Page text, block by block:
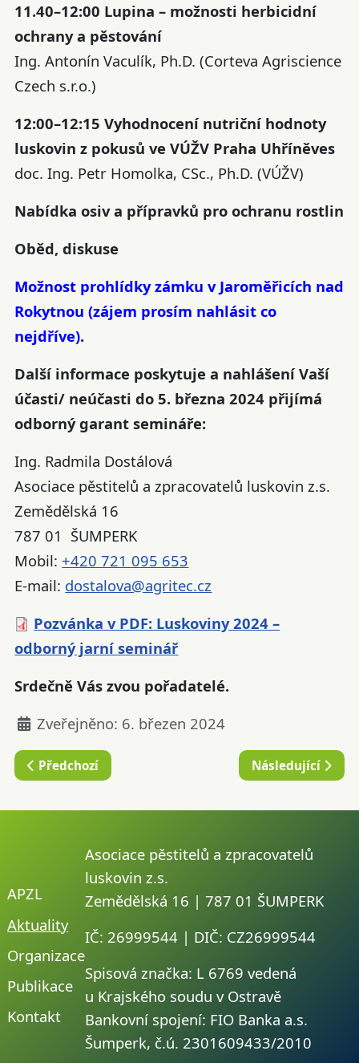
11.40–12:00 Lupina – možnosti herbicidní
ochrany a pěstování
Ing. Antonín Vaculík, Ph.D. (Corteva Agriscience
Czech s.r.o.)
12:00–12:15 Vyhodnocení nutriční hodnoty
luskovin z pokusů ve VÚŽV Praha Uhříněves
doc. Ing. Petr Homolka, CSc., Ph.D. (VÚŽV)
Nabídka osiv a přípravků pro ochranu rostlin
Oběd, diskuse
Možnost prohlídky zámku v Jaroměřicích nad
Rokytnou (zájem prosím nahlásit co
nejdříve).
Další informace poskytuje a nahlášení Vaší
účasti/ neúčasti do 5. března 2024 přijímá
odborný garant semináře:
Ing. Radmila Dostálová
Asociace pěstitelů a zpracovatelů luskovin z.s.
Zemědělská 16
787 01 ŠUMPERK
Mobil: +420 721 095 653
E-mail: dostalova@agritec.cz
Pozvánka v PDF: Luskoviny 2024 –
odborný jarní seminář
Srdečně Vás zvou pořadatelé.
Základní údaje
Zveřejněno: 6. březen 2024
Předchozí článek: Polní dny Agritec 26.–27. června
Předchozí Další článek:
Následující
APZL
Aktuality
Organizace
Publikace
Kontakt
Asociace pěstitelů a zpracovatelů
luskovin z.s.
Zemědělská 16 | 787 01 ŠUMPERK
IČ: 26999544 | DIČ: CZ26999544
Spisová značka: L 6769 vedená
u Krajského soudu v Ostravě
Bankovní spojení: FIO Banka a.s.
Šumperk, č.ú. 2301609433/2010